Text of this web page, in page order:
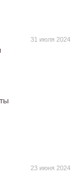
31 июля 2024
23 июня 2024